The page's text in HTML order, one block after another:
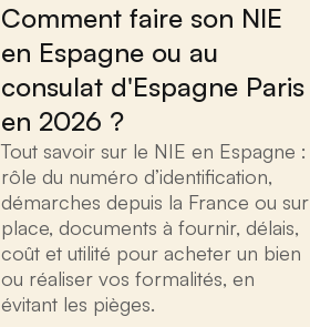
Comment faire son NIE
en Espagne ou au
consulat d'Espagne Paris
en 2026 ?
Tout savoir sur le NIE en Espagne :
rôle du numéro d’identification,
démarches depuis la France ou sur
place, documents à fournir, délais,
coût et utilité pour acheter un bien
ou réaliser vos formalités, en
évitant les pièges.